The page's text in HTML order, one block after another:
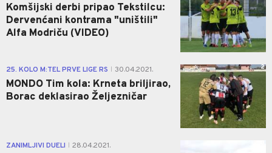
Komšijski derbi pripao Tekstilcu:
Dervenćani kontrama "uništili"
Alfa Modriču (VIDEO)
25. KOLO M:TEL PRVE LIGE RS 30.04.2021.
MONDO Tim kola: Krneta briljirao,
Borac deklasirao Željezničar
2
ZANIMLJIVI DUELI 28.04.2021.